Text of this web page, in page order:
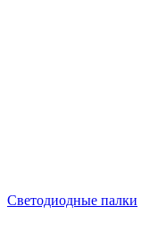
Светодиодные палки